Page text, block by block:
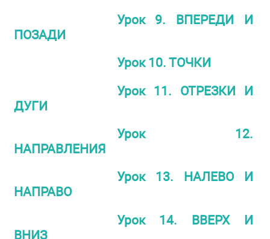
Урок 9. ВПЕРЕДИ И
ПОЗАДИ
Урок 10. ТОЧКИ
Урок 11. ОТРЕЗКИ И
ДУГИ
Урок 12.
НАПРАВЛЕНИЯ
Урок 13. НАЛЕВО И
НАПРАВО
Урок 14. ВВЕРХ И
ВНИЗ